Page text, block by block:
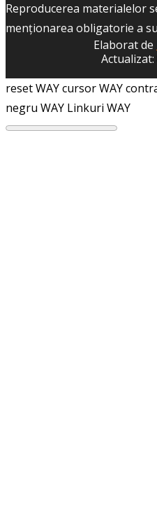
Reproducerea materialelor
menţionarea obligatorie a
Elaborat de
Actualizat:
reset WAYcursor WAY
negru WAY Linkuri WAY